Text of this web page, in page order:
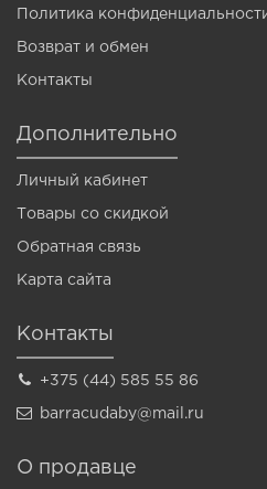
Политика
Возврат и обмен
Контакты
Дополнительно
Личный кабинет
Товары со скидкой
Обратная связь
Карта сайта
Контакты
+375 (44) 585 55 86
barracudaby@mail.ru
О продавце